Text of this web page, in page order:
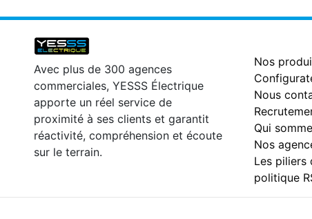
Avec plus de 300 agences
commerciales, YESSS Électrique
apporte un réel service de
proximité à ses clients et garantit
réactivité, compréhension et écoute
sur le terrain.
Nos
Nous
Qui
Nos
Les piliers
politique